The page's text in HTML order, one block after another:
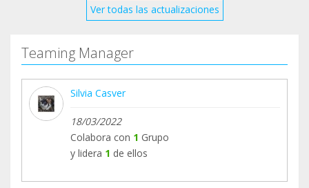
Muchas GRACIAS, de corazón (L).
Ver todas las actualizaciones
Teaming Manager
Silvia Casver
18/03/2022
Colabora con 1 Grupo
y lidera 1 de ellos